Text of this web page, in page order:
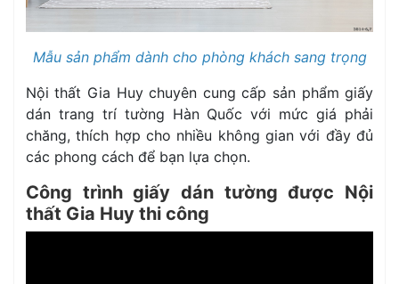
Mẫu sản phẩm dành cho phòng khách sang trọng
Nội thất Gia Huy chuyên cung cấp sản phẩm giấy
dán trang trí tường Hàn Quốc với mức giá phải
chăng, thích hợp cho nhiều không gian với đầy đủ
các phong cách để bạn lựa chọn.
Công trình giấy dán tường được Nội
thất Gia Huy thi công